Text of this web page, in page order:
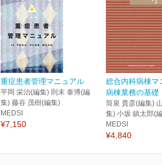
重症患者管理マニュアル
平岡 栄治(編集) 則末 泰博(編
集) 藤谷 茂樹(編集)
MEDSI
¥7,150
総合内科病棟
病棟業務の基礎
筒泉 貴彦(編集)
集) 小坂 鎮太郎(
MEDSI
¥4,840